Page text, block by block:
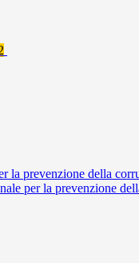
la prevenzione della
per la prevenzione